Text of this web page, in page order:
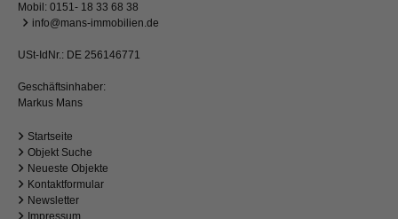
Mobil: 0151- 18 33 68 38
info@mans-immobilien.de
USt-IdNr.: DE 256146771
Geschäftsinhaber:
Markus Mans
Startseite
Objekt Suche
Neueste Objekte
Kontaktformular
Newsletter